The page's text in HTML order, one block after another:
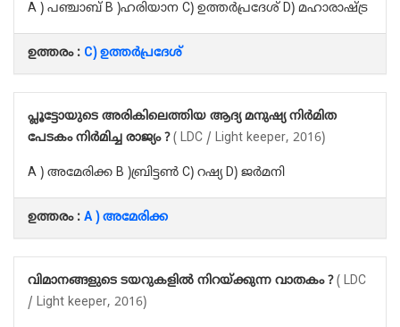
A ) പഞ്ചാബ് B )ഹരിയാന C) ഉത്തർപ്രദേശ് D) മഹാരാഷ്ട്ര
ഉത്തരം : C) ഉത്തർപ്രദേശ്
പ്ലൂട്ടോയുടെ അരികിലെത്തിയ ആദ്യ മനുഷ്യ നിർമിത
പേടകം നിർമിച്ച രാജ്യം ?( LDC / Light keeper, 2016)
A ) അമേരിക്ക B )ബ്രിട്ടൺ C) റഷ്യ D) ജർമനി
ഉത്തരം : A ) അമേരിക്ക
വിമാനങ്ങളുടെ ടയറുകളിൽ നിറയ്ക്കുന്ന വാതകം ?( LDC
/ Light keeper, 2016)